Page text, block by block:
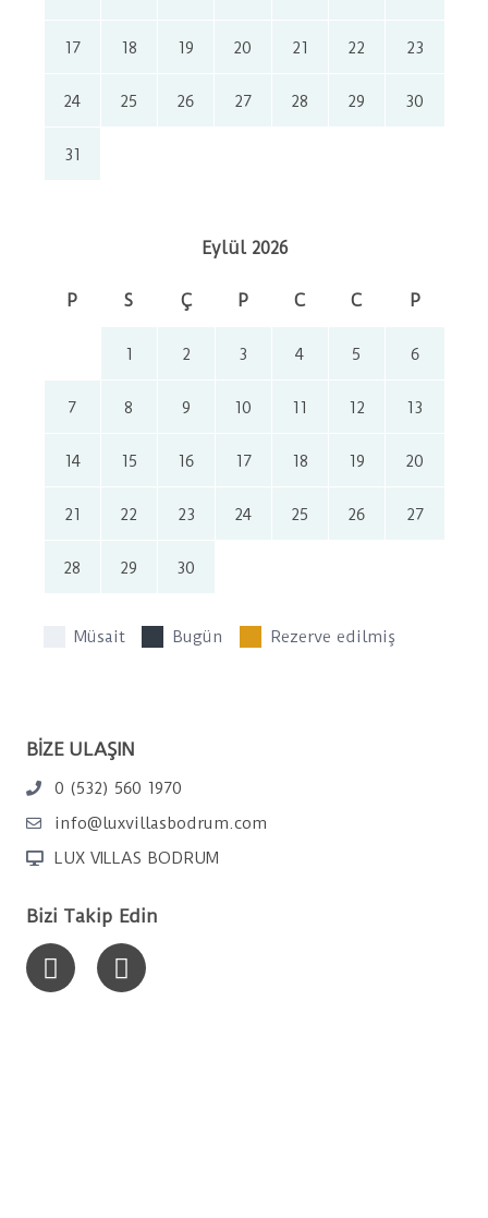
17 18 19 20 21 22 23
24 25 26 27 28 29 30
31
Eylül 2026
P S Ç P C C P
1 2 3 4 5 6
7 8 9 10 11 12 13
14 15 16 17 18 19 20
21 22 23 24 25 26 27
28 29 30
Müsait Bugün Rezerve edilmiş
BİZE ULAŞIN
0 (532) 560 1970
info@luxvillasbodrum.com
LUX VILLAS BODRUM
Bizi Takip Edin